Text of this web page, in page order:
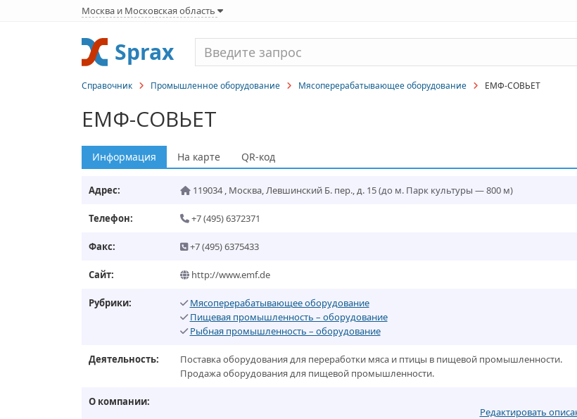
Москва и Московская область
Sprax
Справочник Промышленное оборудование Мясоперерабатывающее оборудование ЕМФ-СОВЬЕТ
ЕМФ-СОВЬЕТ
Информация На карте QR-код
Адрес: 119034, Москва,Левшинский Б. пер., д. 15(до м. Парк культуры — 800 м)
Телефон: +7 (495) 6372371
Факс: +7 (495) 6375433
Сайт: http://www.emf.de
Рубрики:
Мясоперерабатывающее оборудование
Пищевая промышленность – оборудование
Рыбная промышленность – оборудование
Деятельность:
Поставка оборудования для переработки мяса и птицы в пищевой промышленности.
Продажа оборудования для пищевой промышленности.
О компании:
Редактировать